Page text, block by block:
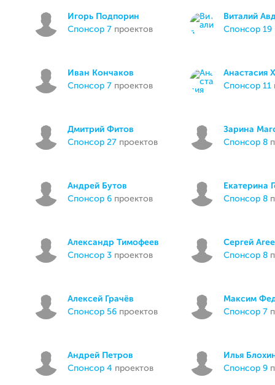
Игорь Подпорин
спонсор 7 проектов
Виталий
спонсор 19
Иван Кончаков
спонсор 7 проектов
Анастасия
спонсор 11
Дмитрий Фитов
спонсор 27 проектов
Зарина
спонсор 8
Андрей Бутов
спонсор 6 проектов
Екатерина
спонсор 8
Александр Тимофеев
спонсор 3 проектов
Сергей
спонсор 8
Алексей Грачёв
спонсор 56 проектов
Максим
спонсор 7
Андрей Петров
спонсор 4 проектов
Илья
спонсор 9